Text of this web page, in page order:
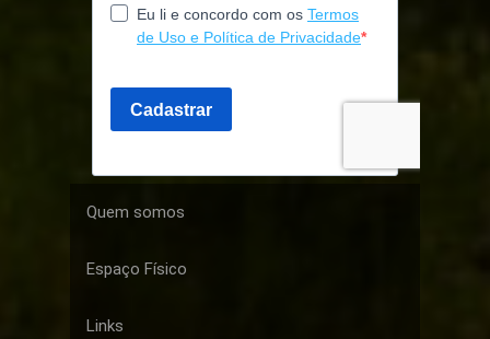
Quem somos
Espaço Físico
Links